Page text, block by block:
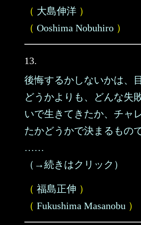
（ 大島伸洋 ）
（ Ooshima Nobuhiro ）
13.
後悔するかしないかは、
どうかよりも、どんな失
いで生きてきたか、チャ
たかどうかで決まるもの
……
（→続きはクリック）
（ 福島正伸 ）
（ Fukushima Masanobu ）